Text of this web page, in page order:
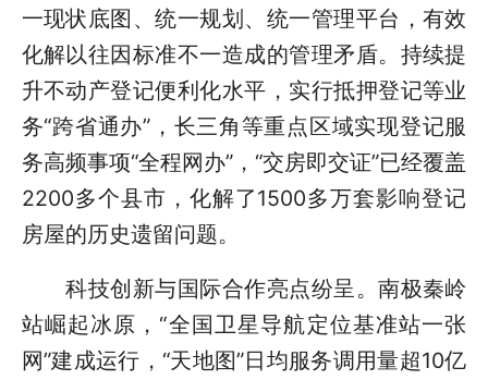
一现状底图、统一规划、统一管理平台，有效
化解以往因标准不一造成的管理矛盾。持续提
升不动产登记便利化水平，实行抵押登记等业
务“跨省通办”，长三角等重点区域实现登记服
务高频事项“全程网办”，“交房即交证”已经覆盖
2200多个县市，化解了1500多万套影响登记
房屋的历史遗留问题。
科技创新与国际合作亮点纷呈。南极秦岭
站崛起冰原，“全国卫星导航定位基准站一张
网”建成运行，“天地图”日均服务调用量超10亿